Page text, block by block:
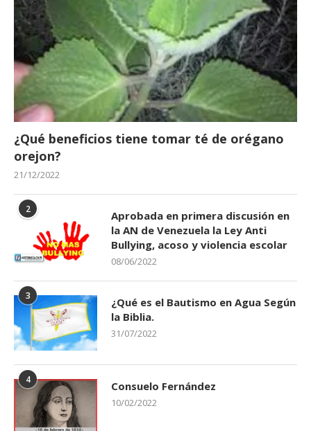
¿Qué beneficios tiene tomar té de orégano
orejon?
21/12/2022
2
Aprobada en primera discusión en
la AN de Venezuela la Ley Anti
Bullying, acoso y violencia escolar
08/06/2022
3
¿Qué es el Bautismo en Agua Según
la Biblia.
31/07/2022
4 Consuelo Fernández
10/02/2022